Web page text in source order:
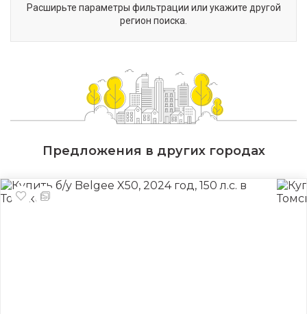
Расширьте параметры фильтрации или укажите другой
регион поиска.
Предложения в других городах